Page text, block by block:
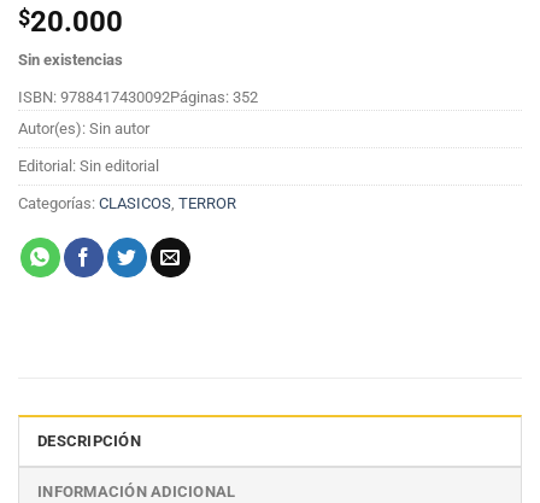
$20.000
Sin existencias
ISBN: 9788417430092Páginas: 352
Autor(es): Sin autor
Editorial: Sin editorial
Categorías: CLASICOS, TERROR
DESCRIPCIÓN
INFORMACIÓN ADICIONAL